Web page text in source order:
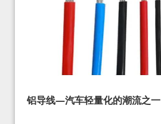
铝导线—汽车轻量化的潮流之一